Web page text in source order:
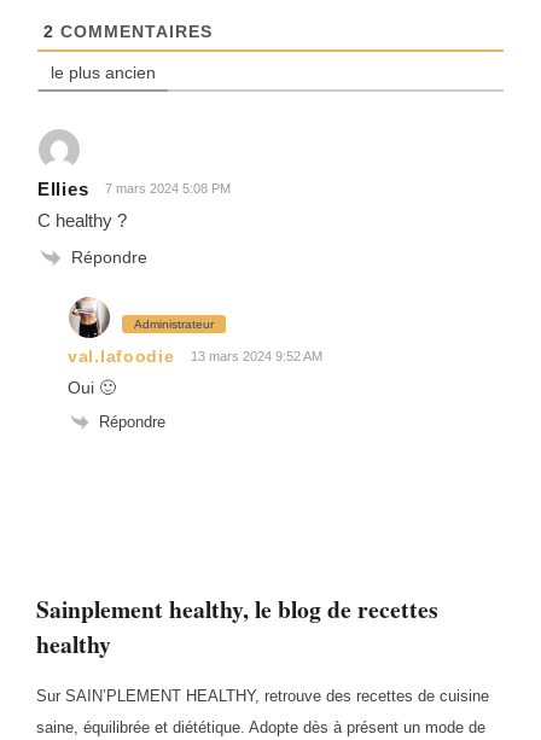
Sainplement healthy, le blog de recettes
healthy
Sur SAIN’PLEMENT HEALTHY, retrouve des recettes de cuisine
saine, équilibrée et diététique. Adopte dès à présent un mode de
2 COMMENTAIRES
le plus ancien
Ellies 7 mars 2024 5:08 PM
C healthy ?
Répondre
Administrateur
val.lafoodie 13 mars 2024 9:52 AM
Oui 🙂
Répondre